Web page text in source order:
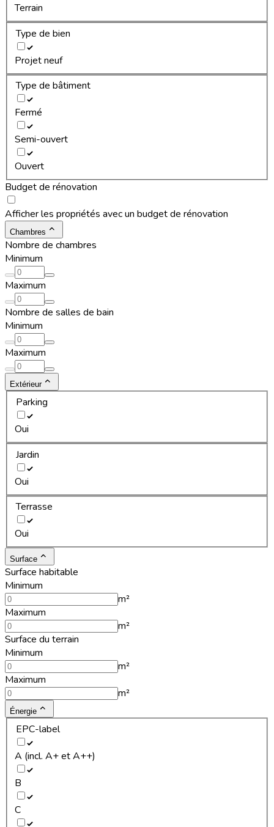
Terrain
Type de bien
Projet neuf
Type de bâtiment
Fermé
Semi-ouvert
Ouvert
Budget de rénovation
Afficher les propriétés avec un budget de rénovation
Chambres
Nombre de chambres
Minimum
Maximum
Nombre de salles de bain
Minimum
Maximum
Extérieur
Parking
Oui
Jardin
Oui
Terrasse
Oui
Surface
Surface habitable
Minimum
m²
Maximum
m²
Surface du terrain
Minimum
m²
Maximum
m²
Énergie
EPC-label
A (incl. A+ et A++)
B
C